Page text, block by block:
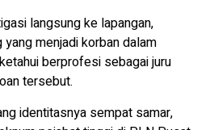
langsung ke lapangan,
menjadi korban dalam
berprofesi sebagai juru
tersebut.
identitasnya sempat samar,